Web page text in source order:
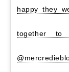
happy they
together